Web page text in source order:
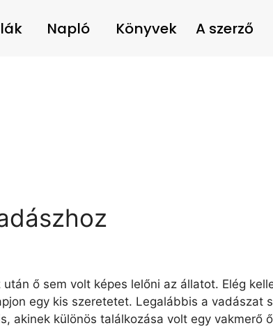
Napló Könyvek A szerző
ő sem volt képes lelőni az állatot. Elég
egy kis szeretetet. Legalábbis a vadászat
akinek különös találkozása volt egy vakmerő